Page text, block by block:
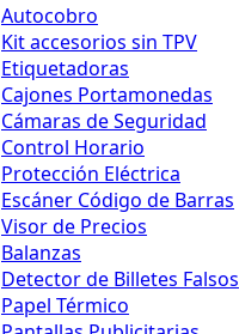
Autocobro
Kit accesorios sin TPV
Etiquetadoras
Cajones Portamonedas
Cámaras de Seguridad
Control Horario
Protección Eléctrica
Escáner Código de Barras
Visor de Precios
Balanzas
Detector de Billetes Falsos
Papel Térmico